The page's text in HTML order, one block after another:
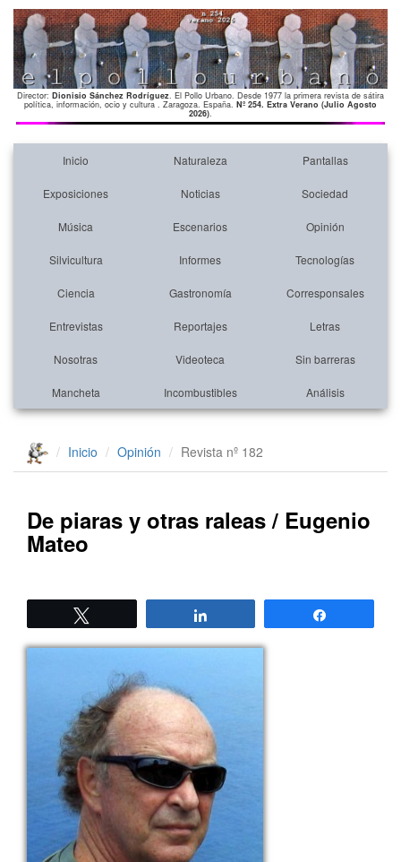
Director: Dionisio Sánchez Rodríguez. El Pollo Urbano. Desde 1977 la primera revista de sátira
política, información, ocio y cultura . Zaragoza. España. Nº 254. Extra Verano (Julio Agosto
2026).
Inicio Naturaleza Pantallas
Exposiciones Noticias Sociedad
Música Escenarios Opinión
Silvicultura Informes Tecnologías
Ciencia Gastronomía Corresponsales
Entrevistas Reportajes Letras
Nosotras Videoteca Sin barreras
Mancheta Incombustibles Análisis
Inicio Opinión Revista nº 182
De piaras y otras raleas / Eugenio
Mateo